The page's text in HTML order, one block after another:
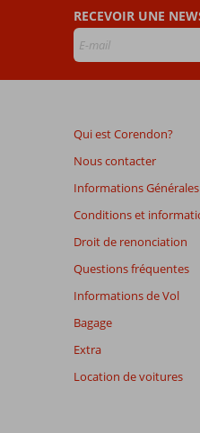
Les
avis
de
plus
mois
sont
plus
affichés
afin
de
garantir
la
pertinence
savoir
RECEVOIR UNE
Qui est Corendon?
Nous contacter
Informations Générales
Conditions et
Droit de renonciation
Questions fréquentes
Informations de Vol
Bagage
Extra
Location de voitures